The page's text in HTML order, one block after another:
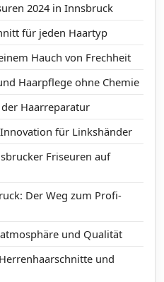
2024 in Innsbruck
für jeden Haartyp
Hauch von Frechheit
Haarpflege ohne Chemie
der Haarreparatur
Innovation für Linkshänder
Friseuren auf
Der Weg zum Profi-
und Qualität
und